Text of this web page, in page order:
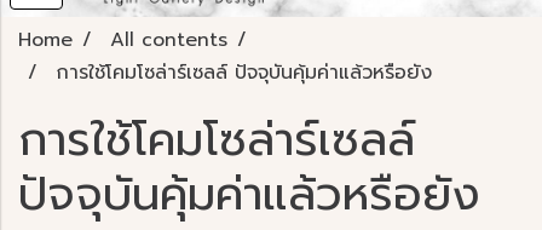
Home
All contents
การใช้โคมโซล่าร์เซลล์ ปัจจุบันคุ้มค่าแล้วหรือยัง
การใช้โคมโซล่าร์เซลล์
ปัจจุบันคุ้มค่าแล้วหรือยัง